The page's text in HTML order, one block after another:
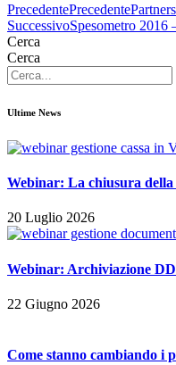
PrecedentePrecedente
SuccessivoSpesometro 2016
Cerca
Cerca
Ultime News
Webinar: La chiusura
20 Luglio 2026
Webinar: Archiviazione
22 Giugno 2026
Come stanno cambiando i